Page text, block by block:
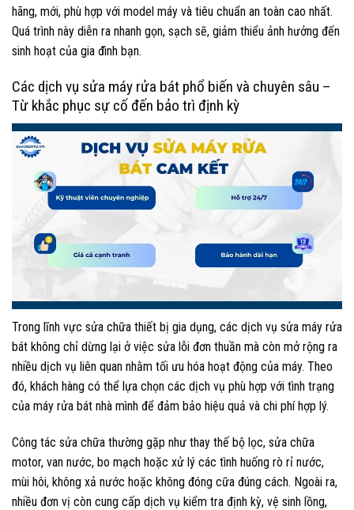
hãng, mới, phù hợp với model máy và tiêu chuẩn an toàn cao nhất.
Quá trình này diễn ra nhanh gọn, sạch sẽ, giảm thiểu ảnh hưởng đến
sinh hoạt của gia đình bạn.
Các dịch vụ sửa máy rửa bát phổ biến và chuyên sâu –
Từ khắc phục sự cố đến bảo trì định kỳ
Trong lĩnh vực sửa chữa thiết bị gia dụng, các dịch vụ sửa máy rửa
bát không chỉ dừng lại ở việc sửa lỗi đơn thuần mà còn mở rộng ra
nhiều dịch vụ liên quan nhằm tối ưu hóa hoạt động của máy. Theo
đó, khách hàng có thể lựa chọn các dịch vụ phù hợp với tình trạng
của máy rửa bát nhà mình để đảm bảo hiệu quả và chi phí hợp lý.
Công tác sửa chữa thường gặp như thay thế bộ lọc, sửa chữa
motor, van nước, bo mạch hoặc xử lý các tình huống rò rỉ nước,
mùi hôi, không xả nước hoặc không đóng cữa đúng cách. Ngoài ra,
nhiều đơn vị còn cung cấp dịch vụ kiểm tra định kỳ, vệ sinh lồng,